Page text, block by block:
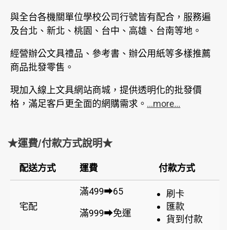
與全台各機關單位學校公司行號皆有配合，服務遍
及台北、新北、桃園、台中、高雄、台南等地。
經營辦公文具禮品、參考書、辦公用紙等多樣推薦
商品批發零售。
現加入線上文具網站商城，提供透明化的批發價
格，滿足客戶更全面的網購需求。 ...more...
★運費/付款方式說明★
配送方式 運費 付款方式
宅配
滿499➡65
滿999➡免運
刷卡
匯款
貨到付款